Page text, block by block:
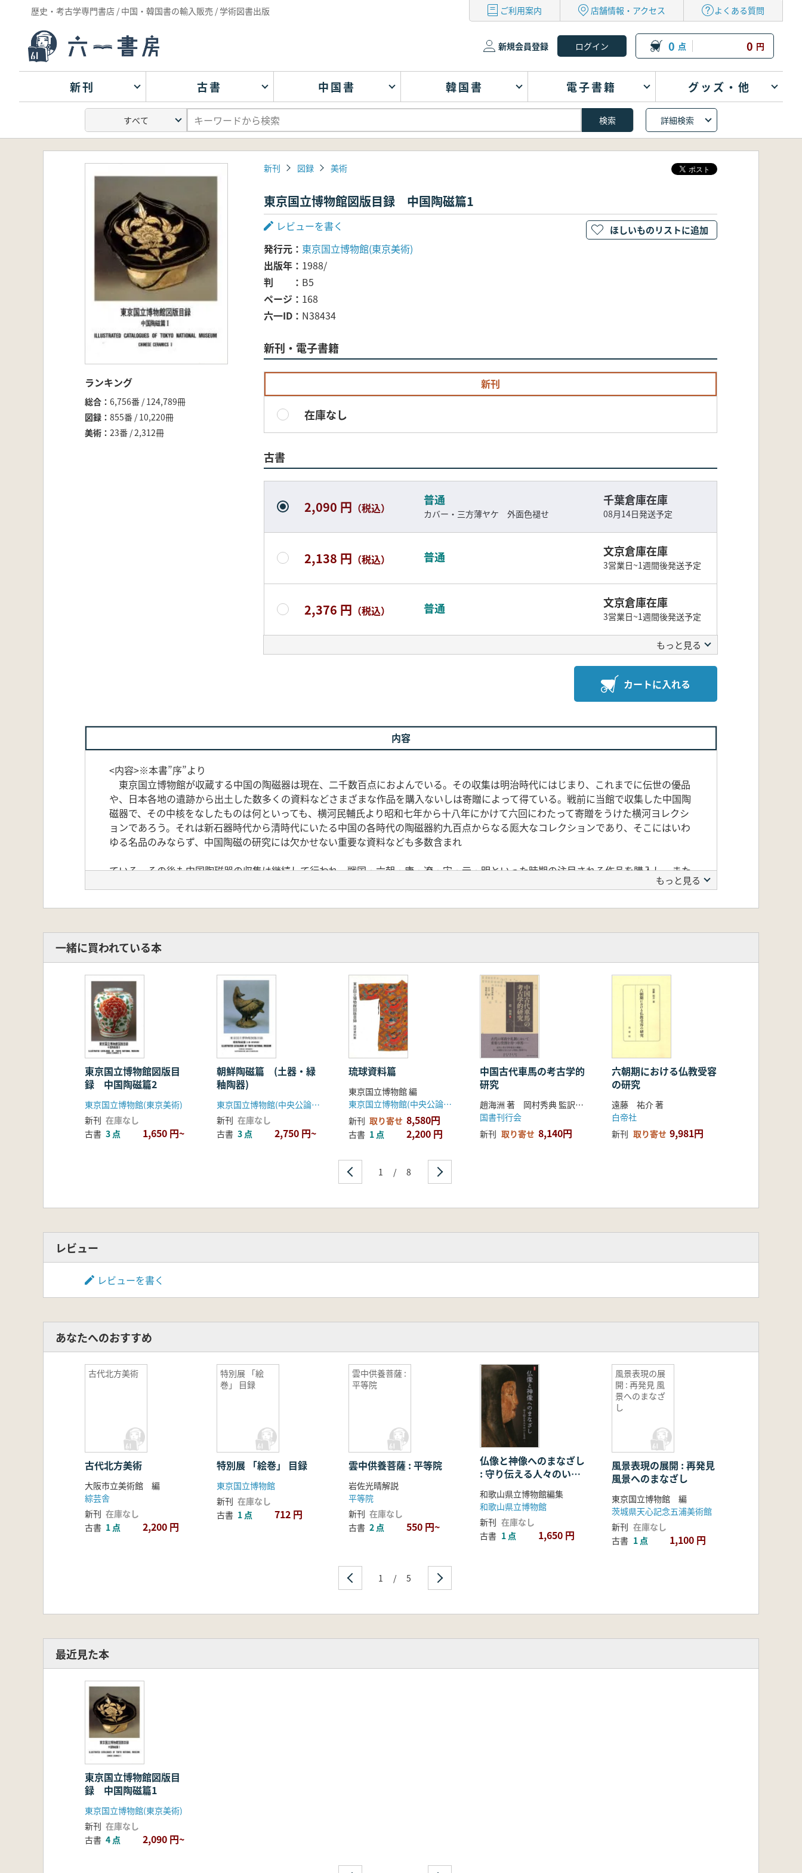
歴史・考古学専門書店 / 中国・韓国書の輸入販売 / 学術図書出版 ご利用案内 店舗情報・アクセス よくある質問
新規会員登録 0 点 0 円
新刊 古書 中国書 韓国書 電子書籍 グッズ・他
詳細検索
ランキング
総合
6,756番 / 124,789冊
図録
855番 / 10,220冊
美術
23番 / 2,312冊
新刊 図録 美術
東京国立博物館図版目録 中国陶磁篇1
レビューを書く
発行元
東京国立博物館(東京美術)
出版年
1988/
判
B5
ページ
168
六一ID
N38434
新刊・電子書籍
新刊
在庫なし
古書
2,090 円 （税込）
普通
カバー・三方薄ヤケ 外面色褪せ
千葉倉庫在庫
08月14日発送予定
2,138 円 （税込） 普通 文京倉庫在庫
3営業日~1週間後発送予定
2,376 円 （税込） 普通 文京倉庫在庫
3営業日~1週間後発送予定
もっと見る
カートに入れる
ほしいものリストに追加
内容
<内容>※本書”序”より
東京国立博物館が収蔵する中国の陶磁器は現在、二千数百点におよんでいる。その収集は明治時代にはじまり、これまでに伝世の優品
や、日本各地の遺跡から出土した数多くの資料などさまざまな作品を購入ないしは寄贈によって得ている。戦前に当館で収集した中国陶
磁器で、その中核をなしたものは何といっても、横河民輔氏より昭和七年から十八年にかけて六回にわたって寄贈をうけた横河ヨレクシ
ョンであろう。それは新石器時代から清時代にいたる中国の各時代の陶磁器約九百点からなる厖大なコレクションであり、そこにはいわ
ゆる名品のみならず、中国陶磁の研究には欠かせない重要な資料なども多数含まれ
ている。その後も中国陶磁器の収集は継続して行われ、戦国・六朝・唐・遼・宋・元・明といった時期の注目される作品を購入し、また
寄贈をうけることによってその充実をはかってきている。戦後における中国陶磁の収集で記念すべきものはやはり、昭和二十二年と四十
百点あり、これを受けいれたことによって、当館の中国陶磁器のコレクションは質量ともにいっそう充実され、世界有数の中国陶磁器の
もっと見る
一緒に買われている本
東京国立博物館図版目
録 中国陶磁篇2
東京国立博物館(東京美術)
新刊 在庫なし
古書 3 点 1,650 円~
朝鮮陶磁篇 (土器・緑
釉陶器)
東京国立博物館(中央公論美術出版)
新刊 在庫なし
古書 3 点 2,750 円~
琉球資料篇
東京国立博物館 編
東京国立博物館(中央公論美術出版)
新刊 取り寄せ 8,580円
古書 1 点 2,200 円
中国古代車馬の考古学的
研究
趙海洲 著 岡村秀典 監訳 石谷慎 菊地大樹 訳
国書刊行会
新刊 取り寄せ 8,140円
六朝期における仏教受容
の研究
遠藤 祐介 著
白帝社
新刊 取り寄せ 9,981円
1 / 8
レビュー
レビューを書く
あなたへのおすすめ
古代北方美術
古代北方美術
大阪市立美術館 編
綜芸舎
新刊 在庫なし
古書 1 点 2,200 円
特別展 「絵
巻」 目録
特別展 「絵巻」 目録
東京国立博物館
新刊 在庫なし
古書 1 点 712 円
雲中供養菩薩 :
平等院
雲中供養菩薩 : 平等院
岩佐光晴解説
平等院
新刊 在庫なし
古書 2 点 550 円~
仏像と神像へのまなざし
: 守り伝える人々のいと
なみ : 特別展
和歌山県立博物館編集
和歌山県立博物館
新刊 在庫なし
古書 1 点 1,650 円
風景表現の展
開 : 再発見 風
景へのまなざ
し
風景表現の展開 : 再発見
風景へのまなざし
東京国立博物館 編
茨城県天心記念五浦美術館
新刊 在庫なし
古書 1 点 1,100 円
1 / 5
最近見た本
東京国立博物館図版目
録 中国陶磁篇1
東京国立博物館(東京美術)
新刊 在庫なし
古書 4 点 2,090 円~